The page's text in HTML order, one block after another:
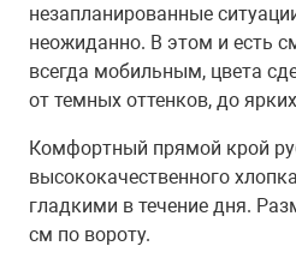
незапланированные
неожиданно. В этом и есть
всегда мобильным, цвета
от темных оттенков, до
Комфортный прямой крой
высококачественного
гладкими в течение дня.
см по вороту.